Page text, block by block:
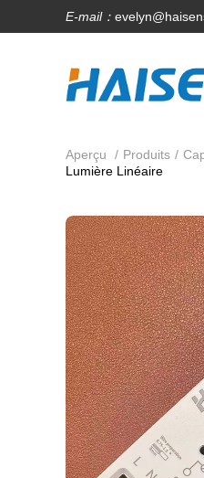
E-mail：
Aperçu / Produits /
Lumière Linéaire